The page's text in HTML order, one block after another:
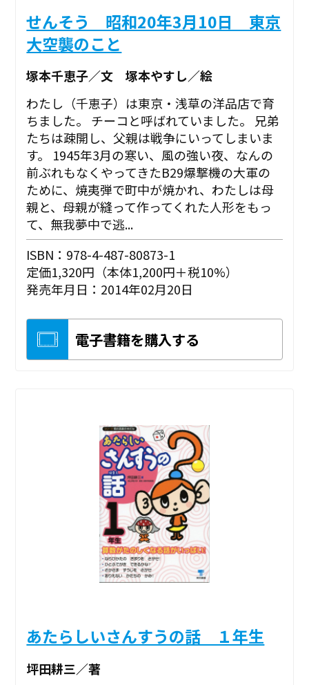
せんそう 昭和20年3月10日 東京
大空襲のこと
塚本千恵子／文 塚本やすし／絵
わたし（千恵子）は東京・浅草の洋品店で育
ちました。 チーコと呼ばれていました。 兄弟
たちは疎開し、父親は戦争にいってしまいま
す。 1945年3月の寒い、風の強い夜、なんの
前ぶれもなくやってきたB29爆撃機の大軍の
ために、焼夷弾で町中が焼かれ、わたしは母
親と、母親が縫って作ってくれた人形をもっ
て、無我夢中で逃...
ISBN：978-4-487-80873-1
定価1,320円（本体1,200円＋税10%）
発売年月日：2014年02月20日
電子書籍を購入する
あたらしいさんすうの話 １年生
坪田耕三／著